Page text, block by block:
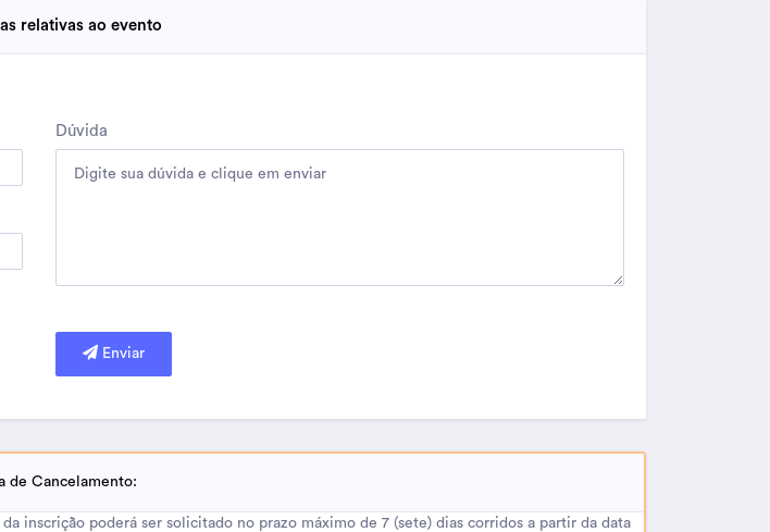
relativas ao evento
Dúvida
Enviar
de Cancelamento:
inscrição poderá ser solicitado no prazo máximo de 7 (sete) dias corridos a partir da data